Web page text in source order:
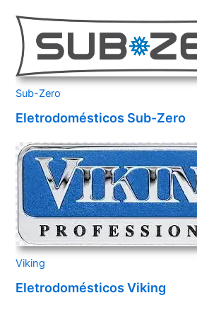
Sub-Zero
Eletrodomésticos Sub-Zero
Viking
Eletrodomésticos Viking